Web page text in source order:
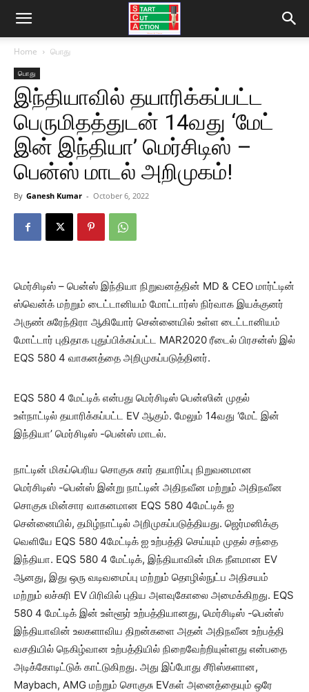
Home பொது
பொது
இந்தியாவில் தயாரிக்கப்பட்ட
பெருமிதத்துடன் 14வது ‘மேட்
இன் இந்தியா’ மெர்சிடிஸ் –
பென்ஸ் மாடல் அறிமுகம்!
By Ganesh Kumar - October 6, 2022
மெர்சிடிஸ் – பென்ஸ் இந்தியா நிறுவனத்தின் MD & CEO மார்ட்டின்
ஸ்வென்க் மற்றும் டைட்டானியம் மோட்டார்ஸ் நிர்வாக இயக்குனர்
அருண் சுரேந்திரா ஆகியோர் சென்னையில் உள்ள டைட்டானியம்
மோட்டார் புதிதாக புதுப்பிக்கப்பட்ட MAR2020 ரீடைல் பிரசன்ஸ் இல்
EQS 580 4 வாகனத்தை அறிமுகப்படுத்தினர்.
EQS 580 4 மேட்டிக் என்பது மெர்சிடிஸ் பென்ஸின் முதல்
உள்நாட்டில் தயாரிக்கப்பட்ட EV ஆகும். மேலும் 14வது ‘மேட் இன்
இந்தியா’ மெர்சிடிஸ் -பென்ஸ் மாடல்.
நாட்டின் மிகப்பெரிய சொகுசு கார் தயாரிப்பு நிறுவனமான
மெர்சிடிஸ் -பென்ஸ் இன்று நாட்டின் அதிநவீன மற்றும் அதிநவீன
சொகுசு மின்சார வாகனமான EQS 580 4மேட்டிக் ஐ
சென்னையில், தமிழ்நாட்டில் அறிமுகப்படுத்தியது. ஜெர்மனிக்கு
வெளியே EQS 580 4மேட்டிக் ஐ உற்பத்தி செய்யும் முதல் சந்தை
இந்தியா. EQS 580 4 மேட்டிக், இந்தியாவின் மிக நீளமான EV
ஆனது, இது ஒரு வடிவமைப்பு மற்றும் தொழில்நுட்ப அதிசயம்
மற்றும் லச்சுரி EV பிரிவில் புதிய அளவுகோலை அமைக்கிறது. EQS
580 4 மேட்டிக் இன் உள்ளூர் உற்பத்தியானது, மெர்சிடிஸ் -பென்ஸ்
இந்தியாவின் உலகளாவிய திறன்களை அதன் அதிநவீன உற்பத்தி
வசதியில் நெகிழ்வான உற்பத்தியில் நிறைவேற்றியுள்ளது என்பதை
அடிக்கோடிட்டுக் காட்டுகிறது. அது இப்போது சீரிஸ்களான,
Maybach, AMG மற்றும் சொகுசு EVகள் அனைத்தையும் ஒரே